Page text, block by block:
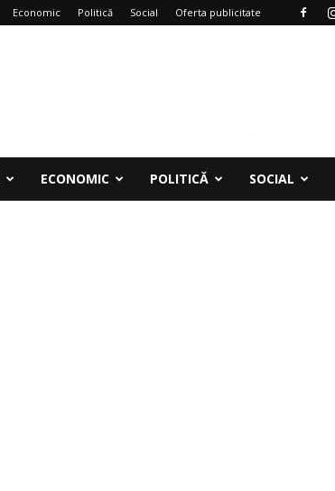
Economic Politică Social Oferta publicitate
ECONOMIC POLITICĂ SOCIAL